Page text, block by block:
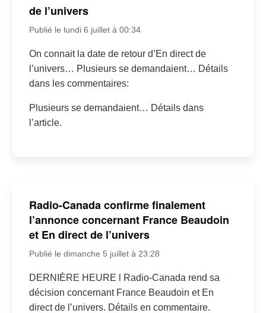
de l’univers
Publié le lundi 6 juillet à 00:34
On connait la date de retour d’En direct de
l’univers… Plusieurs se demandaient… Détails
dans les commentaires:
Plusieurs se demandaient… Détails dans
l’article.
Radio-Canada confirme finalement
l’annonce concernant France Beaudoin
et En direct de l’univers
Publié le dimanche 5 juillet à 23:28
DERNIÈRE HEURE l Radio-Canada rend sa
décision concernant France Beaudoin et En
direct de l’univers. Détails en commentaire.